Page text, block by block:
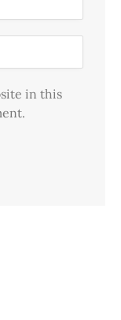
in this